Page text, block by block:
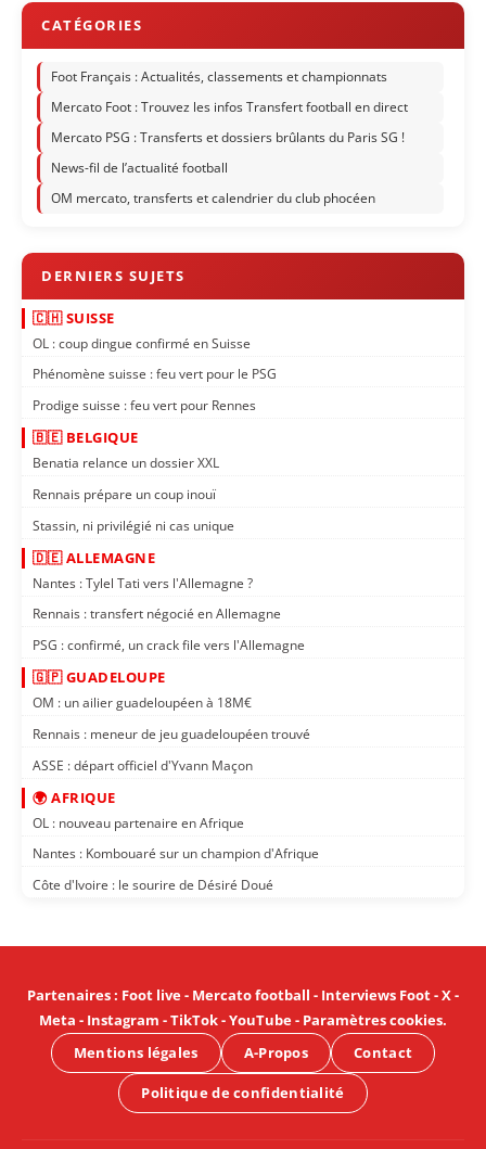
Foot Français : Actualités, classements et championnats
Mercato Foot : Trouvez les infos Transfert football en direct
Mercato PSG : Transferts et dossiers brûlants du Paris SG !
News-fil de l’actualité football
OM mercato, transferts et calendrier du club phocéen
🇨🇭 SUISSE
OL : coup dingue confirmé en Suisse
Phénomène suisse : feu vert pour le PSG
Prodige suisse : feu vert pour Rennes
🇧🇪 BELGIQUE
Benatia relance un dossier XXL
Rennais prépare un coup inouï
Stassin, ni privilégié ni cas unique
🇩🇪 ALLEMAGNE
Nantes : Tylel Tati vers l'Allemagne ?
Rennais : transfert négocié en Allemagne
PSG : confirmé, un crack file vers l'Allemagne
🇬🇵 GUADELOUPE
OM : un ailier guadeloupéen à 18M€
Rennais : meneur de jeu guadeloupéen trouvé
ASSE : départ officiel d'Yvann Maçon
🌍 AFRIQUE
OL : nouveau partenaire en Afrique
Nantes : Kombouaré sur un champion d'Afrique
Côte d'Ivoire : le sourire de Désiré Doué
Partenaires: Foot live- Mercato football - Interviews Foot-X-
Meta - Instagram -TikTok-YouTube- Paramètres cookies.
Mentions légales
A-Propos Contact
Politique de confidentialité